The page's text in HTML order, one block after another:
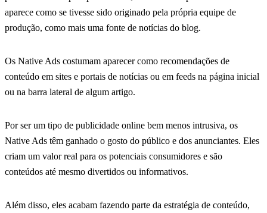
aparece como se tivesse sido originado pela própria equipe de
produção, como mais uma fonte de notícias do blog.
Os Native Ads costumam aparecer como recomendações de
conteúdo em sites e portais de notícias ou em feeds na página inicial
ou na barra lateral de algum artigo.
Por ser um tipo de publicidade online bem menos intrusiva, os
Native Ads têm ganhado o gosto do público e dos anunciantes. Eles
criam um valor real para os potenciais consumidores e são
conteúdos até mesmo divertidos ou informativos.
Além disso, eles acabam fazendo parte da estratégia de conteúdo,